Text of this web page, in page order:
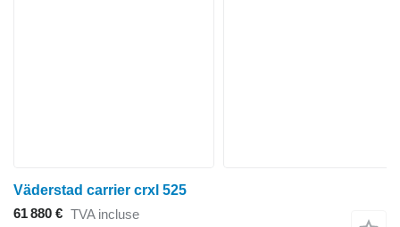
Väderstad carrier crxl 525
61 880 € TVA incluse